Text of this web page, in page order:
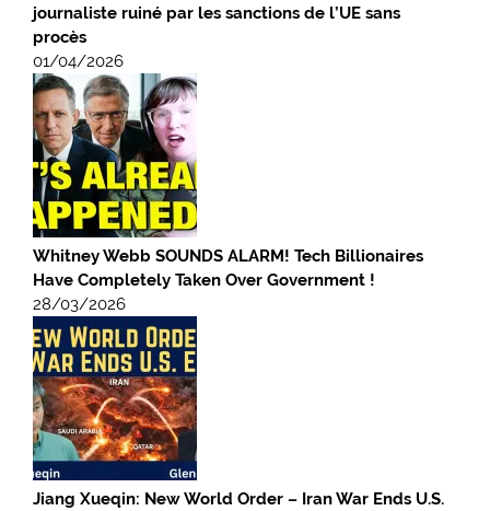
journaliste ruiné par les sanctions de l’UE sans
procès
01/04/2026
Whitney Webb SOUNDS ALARM! Tech Billionaires
Have Completely Taken Over Government !
28/03/2026
Jiang Xueqin: New World Order – Iran War Ends U.S.